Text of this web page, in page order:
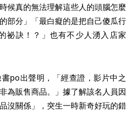
候真的無法理解這些人的頭腦怎麼
部分」「最白癡的是把自己傻瓜行
祕訣！？」也有不少人湧入店家
po出聲明，「經查證，影片中之
為販售商品。」據了解該名人員因
沒關係」，突生一時新奇好玩的錯